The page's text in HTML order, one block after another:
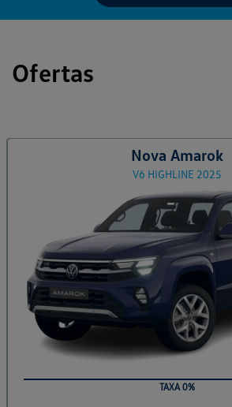
Ofertas
Nova Amarok
V6 HIGHLINE 2025
TAXA 0%